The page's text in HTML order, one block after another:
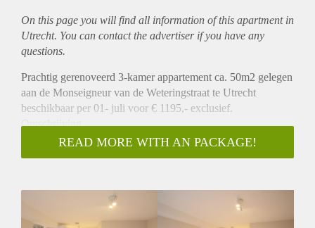
On this page you will find all information of this apartmentin
Utrecht. You can contact the advertiser if you have any
questions.
Prachtig gerenoveerd 3-kamer appartement ca. 50m2 gelegen
aan de Monseigneur van de Weteringstraat te Utrecht
beschikbaar per 01- juli voor € 1195,- exclusief.
Omschrijving
Dit prachtig gerenoveerde pand is opgedeeld in 4
zelfstandige appartementen. Dit appartement is gelegen op 2e
inbouwapparatuur. Aan de voorzijde bevinden zich 2
slaapkamers van ca. 10m2 en 8m2 groot. Vanuit de
READ MORE WITH AN PACKAGE!